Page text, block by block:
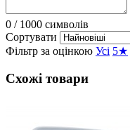
0 / 1000 символів
Сортувати
Фільтр за оцінкою Усі 5★
Схожі товари